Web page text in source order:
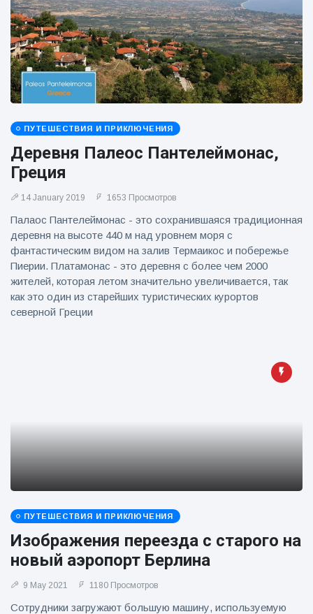
Консерваторы
отмечают
рождение
первого
низкогорного
тапира в
зоопарке
Великобритании
16 July
199
Просмотров
Мужчина из
Флориды
после запуска
фейерверков из
движущейся
Просмотров
ПУТЕШЕСТВИЯ И ПРИКЛЮЧЕНИЯ
Деревня Палеос Пантелеймонас,
Греция
14 January 2019 1653 Просмотров
Палаос Пантелеймонас - это сохранившаяся традиционная
деревня на высоте 440 м над уровнем моря с
фантастическим видом на залив Термаикос и побережье
Пиерии. Платамонас - это деревня с более чем 2000
жителей, которая летом значительно увеличивается, так
как это один из старейших туристических курортов
северной Греции
ПУТЕШЕСТВИЯ И ПРИКЛЮЧЕНИЯ
Изображения переезда с старого на
новый аэропорт Берлина
9 May 2021 1180 Просмотров
Сотрудники загружают большую машину, используемую